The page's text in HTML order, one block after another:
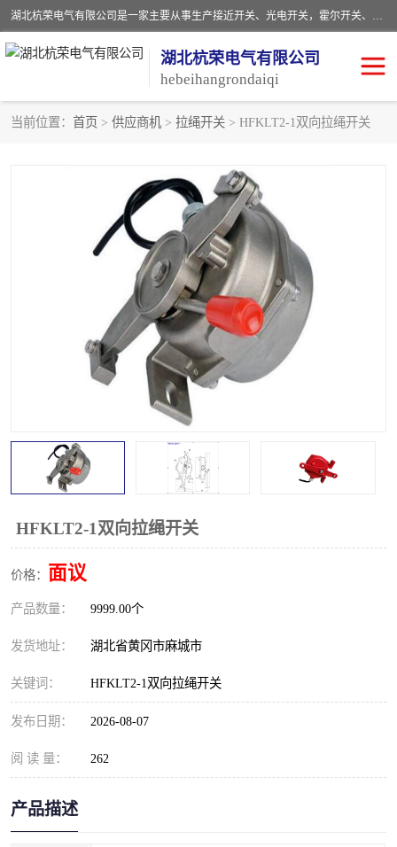
湖北杭荣电气有限公司是一家主要从事生产接近开关、光电开关，霍尔开关、两级跑偏开关、双向拉绳开关、速度监测器、皮带打滑开关、阻旋式料位开关、皮带纵向撕裂开关、溜槽堵塞开关、声光报警器、矿用磁性井筒开关等，主营行业：电气设备、仪器仪表制造, 高低压电器，成套电气设备，矿用防爆机电设备，皮带机综合保护系统，防爆电器，传感器，工矿配件，电器配件，自动化工业机器人的研发，制造，加工销售。
湖北杭荣电气有限公司
hebeihangrondaiqi
当前位置： 首页 > 供应商机 > 拉绳开关 > HFKLT2-1双向拉绳开关
HFKLT2-1双向拉绳开关
价格： 面议
产品数量： 9999.00个
发货地址： 湖北省黄冈市麻城市
关键词： HFKLT2-1双向拉绳开关
发布日期： 2026-08-07
阅 读 量： 262
产品描述
浮球开关
声光报警器
滑线指示灯
光电开关
拉绳开关
撕裂开关
限位开关 速度检测器
速度传感器